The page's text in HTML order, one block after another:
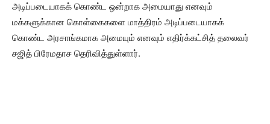
அடிப்படையாகக் கொண்ட ஒன்றாக அமையாது எனவும்
மக்களுக்கான கொள்கைகளை மாத்திரம் அடிப்படையாகக்
கொண்ட அரசாங்கமாக அமையும் எனவும் எதிர்க்கட்சித் தலைவர்
சஜித் பிரேமதாச தெரிவித்துள்ளார்.